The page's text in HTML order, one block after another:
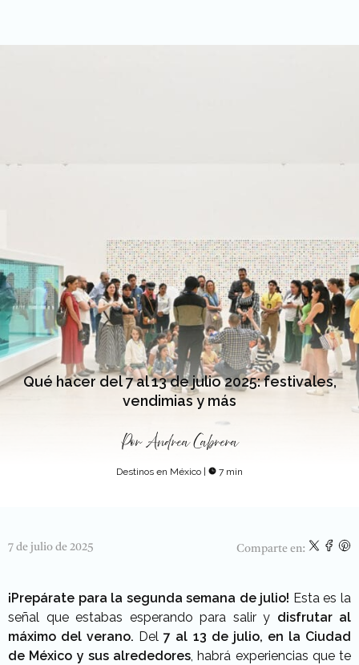
Qué hacer del 7 al 13 de julio 2025: festivales,
vendimias y más
Por Andrea Cabrera
Destinos en México 7 min
7 de julio de 2025 Comparte en:
¡Prepárate para la segunda semana de julio! Esta es la
señal que estabas esperando para salir y disfrutar al
máximo del verano. Del7 al 13 de julio, en la Ciudad
de México y sus alrededores, habrá experiencias que te